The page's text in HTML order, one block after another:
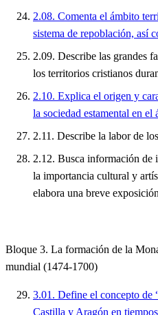
2.08. Comenta el ámbito
sistema de repoblación, así
2.09. Describe las grandes
los territorios cristianos
2.10. Explica el origen y
la sociedad estamental en el
2.11. Describe la labor de
2.12. Busca información de
la importancia cultural y
elabora una breve
Bloque 3. La formación de la
mundial (1474-1700)
3.01. Define el concepto de
Castilla y Aragón en